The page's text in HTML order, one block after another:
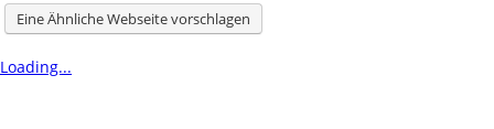
Eine Ähnliche Webseite vorschlagen
Loading...